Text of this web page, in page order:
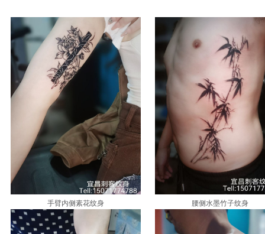
手臂内侧素花纹身 腰侧水墨竹子纹身